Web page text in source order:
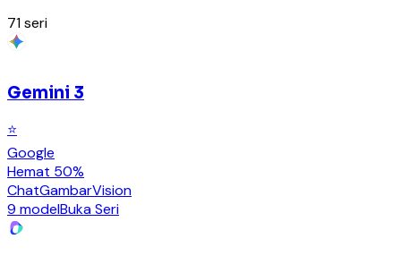
71seri
Gemini 3
⭐
Google
Hemat 50%
ChatGambarVision
9 modelBuka Seri